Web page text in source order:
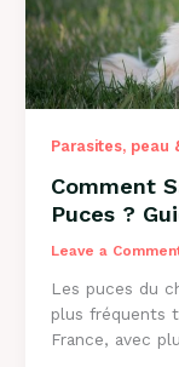
2026
Parasites, peau
Comment
Puces ?
Leave a
Les puces du
plus fréquents
France, avec